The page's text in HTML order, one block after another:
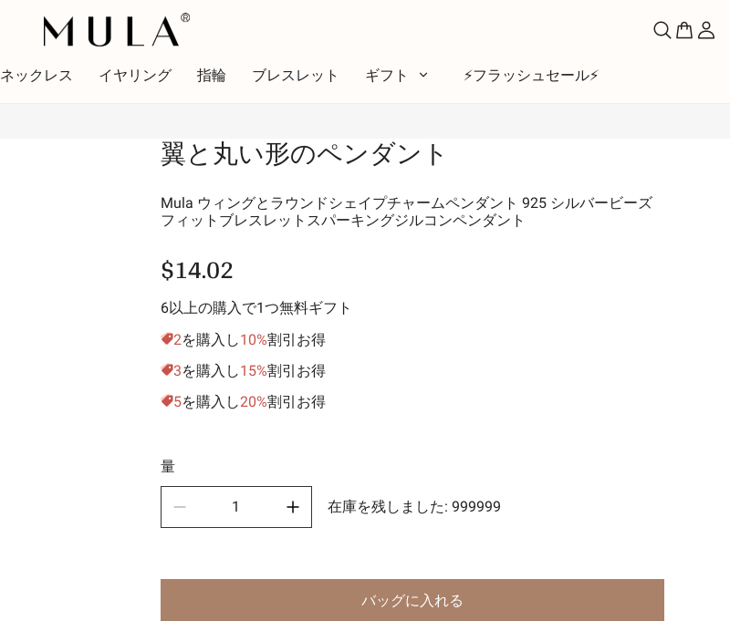
ネックレス イヤリング 指輪 ブレスレット ギフト ⚡️フラッシュセール⚡️
テーマ
明るい
アルファベット
休暇
趣味
自然
翼と丸い形のペンダント
Mula ウィングとラウンドシェイプチャームペンダント 925 シルバービーズ
フィットブレスレットスパーキングジルコンペンダント
$14.02
6以上の購入で1つ無料ギフト
2を購入し10%割引お得
3を購入し15%割引お得
5を購入し20%割引お得
量
在庫を残しました:999999
バッグに入れる